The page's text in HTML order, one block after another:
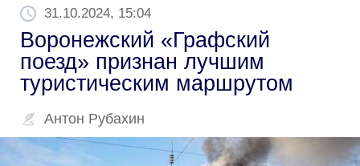
31.10.2024, 15:04
Воронежский «Графский
поезд» признан лучшим
туристическим маршрутом
Антон Рубахин